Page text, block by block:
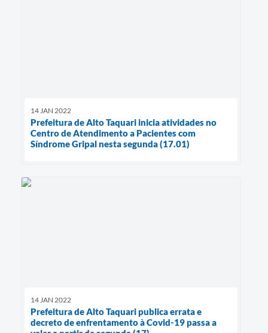
14 JAN 2022
Prefeitura de Alto Taquari inicia atividades no
Centro de Atendimento a Pacientes com
Síndrome Gripal nesta segunda (17.01)
14 JAN 2022
Prefeitura de Alto Taquari publica errata e
decreto de enfrentamento à Covid-19 passa a